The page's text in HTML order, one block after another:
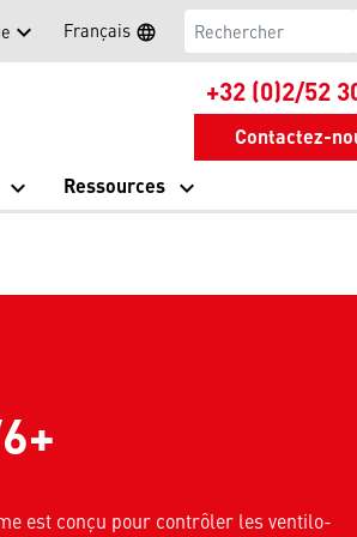
Français language Rechercher
+32 (0)2/52
Contactez-
onglet
Ressources
est conçu pour contrôler les ventilo-